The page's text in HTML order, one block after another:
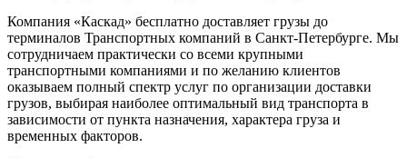
Компания «Каскад» бесплатно доставляет грузы до
терминалов Транспортных компаний в Санкт-Петербурге. Мы
сотрудничаем практически со всеми крупными
транспортными компаниями и по желанию клиентов
оказываем полный спектр услуг по организации доставки
грузов, выбирая наиболее оптимальный вид транспорта в
зависимости от пункта назначения, характера груза и
временных факторов.